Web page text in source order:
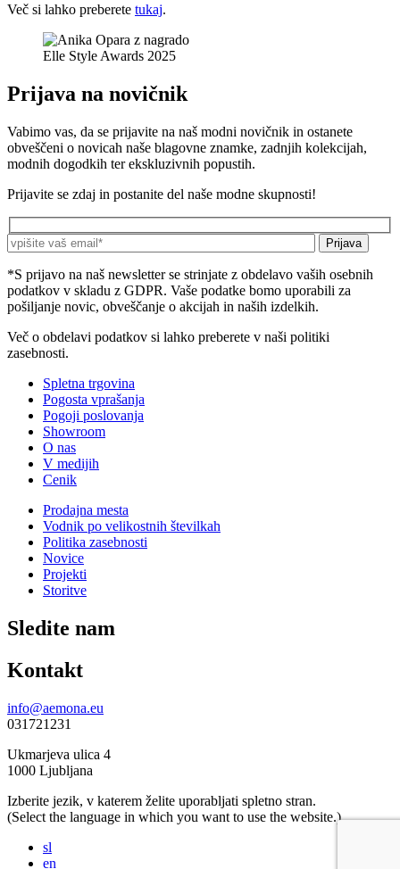
Več si lahko preberete tukaj.
Prijava na novičnik
Vabimo vas, da se prijavite na naš modni novičnik in ostanete
obveščeni o novicah naše blagovne znamke, zadnjih kolekcijah,
modnih dogodkih ter ekskluzivnih popustih.
Prijavite se zdaj in postanite del naše modne skupnosti!
*S prijavo na naš newsletter se strinjate z obdelavo vaših osebnih
podatkov v skladu z GDPR. Vaše podatke bomo uporabili za
pošiljanje novic, obveščanje o akcijah in naših izdelkih.
Več o obdelavi podatkov si lahko preberete v naši politiki
zasebnosti.
Spletna trgovina
Pogosta vprašanja
Pogoji poslovanja
Showroom
O nas
V medijih
Cenik
Prodajna mesta
Vodnik po velikostnih številkah
Politika zasebnosti
Novice
Projekti
Storitve
Sledite nam
Kontakt
info@aemona.eu
031721231
Ukmarjeva ulica 4
1000 Ljubljana
Izberite jezik, v katerem želite uporabljati spletno stran.
(Select the language in which you want to use the website.)
sl
en